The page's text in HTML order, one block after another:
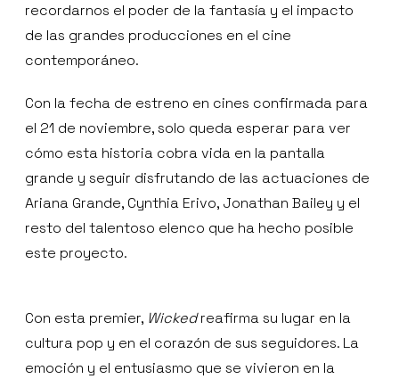
recordarnos el poder de la fantasía y el impacto
de las grandes producciones en el cine
contemporáneo.
Con la fecha de estreno en cines confirmada para
el 21 de noviembre, solo queda esperar para ver
cómo esta historia cobra vida en la pantalla
grande y seguir disfrutando de las actuaciones de
Ariana Grande, Cynthia Erivo, Jonathan Bailey y el
resto del talentoso elenco que ha hecho posible
este proyecto.
Con esta premier, Wickedreafirma su lugar en la
cultura pop y en el corazón de sus seguidores. La
emoción y el entusiasmo que se vivieron en la